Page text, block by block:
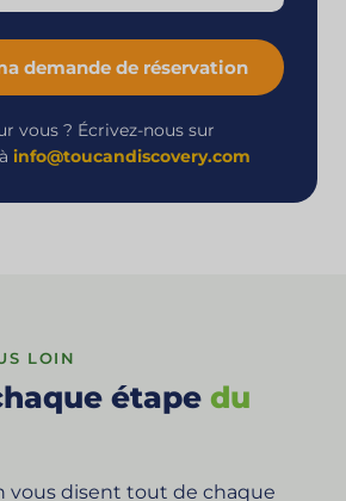
demande de réservation
vous ? Écrivez-nous sur
info@toucandiscovery.com
LOIN
étape du
vous disent tout de chaque